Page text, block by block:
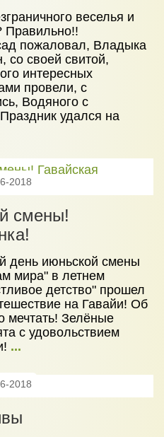
веселья и
Правильно!!
пожаловал, Владыка
со своей свитой,
интересных
провели, с
Водяного с
удался на
2018
смены!
день июньской смены
мира" в летнем
детство" прошел
на Гавайи! Об
мечтать! Зелёные
с удовольствием
...
2018